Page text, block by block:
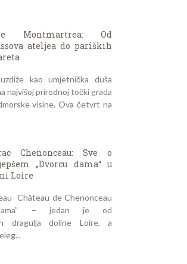
Montmartrea: Od
ateljea do pariških
kao umjetnička duša
najvišoj prirodnoj točki grada
visine. Ova četvrt na
Chenonceau: Sve o
„Dvorcu dama“ u
Loire
Château de Chenonceau
– jedan je od
dragulja doline Loire, a